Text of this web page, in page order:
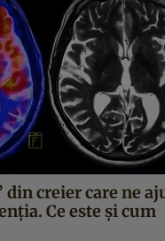
din creier care ne
Ce este și cum